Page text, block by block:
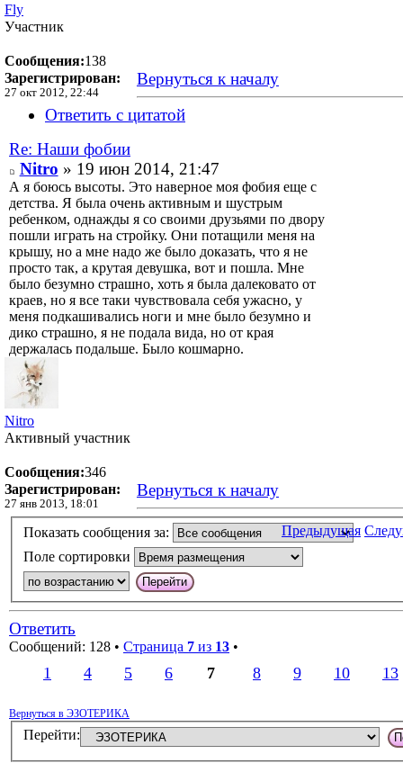
Fly
Участник
Сообщения:138
Зарегистрирован:
27 окт 2012, 22:44
Вернуться к началу
Ответить с цитатой
Re: Наши фобии
Nitro » 19 июн 2014, 21:47
А я боюсь высоты. Это наверное моя фобия еще с
детства. Я была очень активным и шустрым
ребенком, однажды я со своими друзьями по двору
пошли играть на стройку. Они потащили меня на
крышу, но а мне надо же было доказать, что я не
просто так, а крутая девушка, вот и пошла. Мне
было безумно страшно, хоть я была далековато от
краев, но я все таки чувствовала себя ужасно, у
меня подкашивались ноги и мне было безумно и
дико страшно, я не подала вида, но от края
держалась подальше. Было кошмарно.
Nitro
Активный участник
Сообщения:346
Зарегистрирован:
27 янв 2013, 18:01
Вернуться к началу
Предыдущая
Показать сообщения за:
Поле сортировки
Ответить
Сообщений: 128 • Страница 7 из 13 •
1 4 5 6 7 8 9 10 13
Вернуться в ЭЗОТЕРИКА
Перейти: